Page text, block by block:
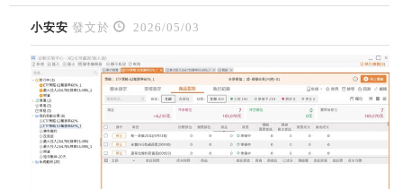
小安安 發文於 2026/05/03